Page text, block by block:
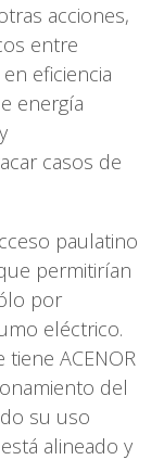
acciones,
entre
eficiencia
energía
casos de
paulatino
permitirían
por
eléctrico.
ACENOR
del
su uso
alineado y